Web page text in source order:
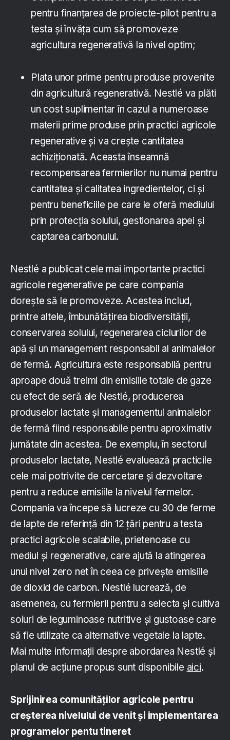
pentru finanțarea de proiecte-pilot pentru a
testa și învăța cum să promoveze
agricultura regenerativă la nivel optim;
Plata unor prime pentru produse provenite
din agricultură regenerativă. Nestlé va plăti
un cost suplimentar în cazul a numeroase
materii prime produse prin practici agricole
regenerative și va crește cantitatea
achiziționată. Aceasta înseamnă
recompensarea fermierilor nu numai pentru
cantitatea și calitatea ingredientelor, ci și
pentru beneficiile pe care le oferă mediului
prin protecția solului, gestionarea apei și
captarea carbonului.
Nestlé a publicat cele mai importante practici
agricole regenerative pe care compania
dorește să le promoveze. Acestea includ,
printre altele, îmbunătățirea biodiversității,
conservarea solului, regenerarea ciclurilor de
apă și un management responsabil al animalelor
de fermă. Agricultura este responsabilă pentru
aproape două treimi din emisiile totale de gaze
cu efect de seră ale Nestlé, producerea
produselor lactate și managementul animalelor
de fermă fiind responsabile pentru aproximativ
jumătate din acestea. De exemplu, în sectorul
produselor lactate, Nestlé evaluează practicile
cele mai potrivite de cercetare și dezvoltare
pentru a reduce emisiile la nivelul fermelor.
Compania va începe să lucreze cu 30 de ferme
de lapte de referință din 12 țări pentru a testa
practici agricole scalabile, prietenoase cu
mediul și regenerative, care ajută la atingerea
unui nivel zero net în ceea ce privește emisiile
de dioxid de carbon. Nestlé lucrează, de
asemenea, cu fermierii pentru a selecta și cultiva
soiuri de leguminoase nutritive și gustoase care
să fie utilizate ca alternative vegetale la lapte.
Mai multe informații despre abordarea Nestlé și
planul de acțiune propus sunt disponibile aici.
Sprijinirea comunităților agricole pentru
creșterea nivelului de venit și implementarea
programelor pentu tineret